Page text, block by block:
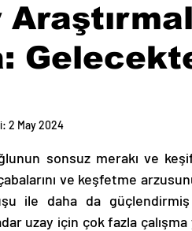
2 May 2024
NaN yıldız
sonsuz merakı ve
ve keşfetme
ile daha da
uzay için çok fazla